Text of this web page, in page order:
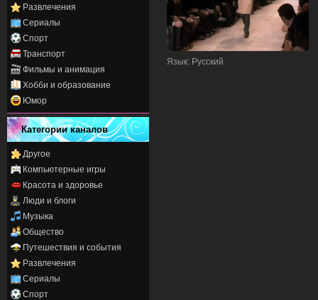
Развлечения
Сериалы
Спорт
Транспорт
Фильмы и анимация
Хобби и образование
Юмор
Категории каналов
Другое
Компьютерные игры
Красота и здоровье
Люди и блоги
Музыка
Общество
Путешествия и события
Развлечения
Сериалы
Спорт
Язык: Русский